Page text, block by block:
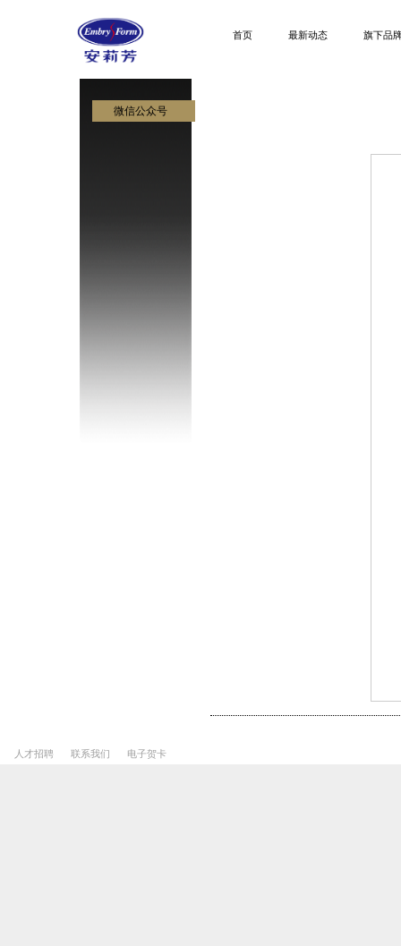
首页 最新动态 旗下品
微信公众号
人才招聘 联系我们 电子贺卡